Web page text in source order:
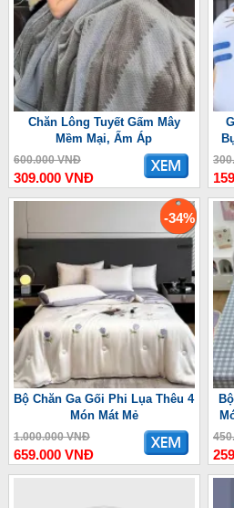
Chăn Lông Tuyết Gấm Mây
Mềm Mại, Ấm Áp
600.000 VNĐ
309.000 VNĐ
-34%
Bộ Chăn Ga Gối Phi Lụa Thêu 4
Món Mát Mẻ
1.000.000 VNĐ
659.000 VNĐ